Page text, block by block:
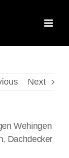
Next
Wehingen
Dachdecker